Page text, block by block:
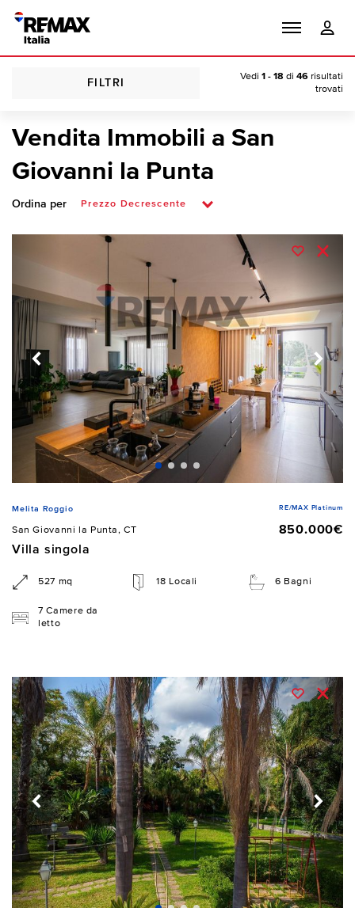
FILTRI
Vedi 1 - 18 di 46 risultati
trovati
Vendita Immobili a San
Giovanni la Punta
Ordina per
Melita Roggio RE/MAX Platinum
San Giovanni la Punta, CT
850.000€
Villa singola
527 mq 18 Locali 6 Bagni
7 Camere da
letto